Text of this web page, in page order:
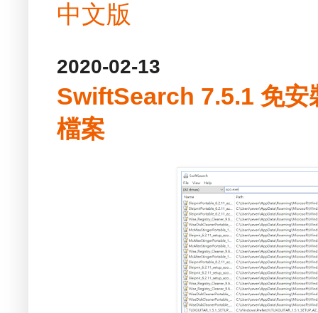
中文版
2020-02-13
SwiftSearch 7.5.1 免
檔案